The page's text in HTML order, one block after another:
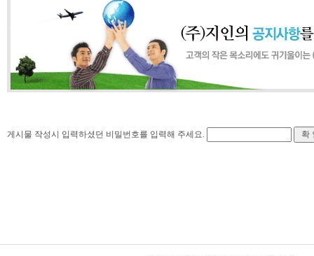
게시물 작성시 입력하셨던 비밀번호를 입력해 주세요.